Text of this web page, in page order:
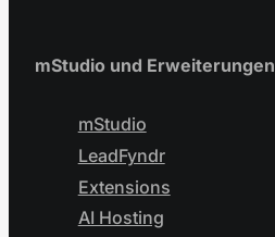
mStudio und Erweiterungen
mStudio
LeadFyndr
Extensions
AI Hosting